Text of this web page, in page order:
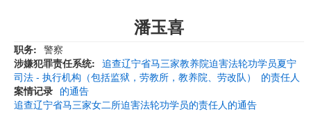
潘玉喜
职务
警察
涉嫌犯罪责任系统
司法 - 执行机构（包括监狱，劳教所，教养院、劳改队）
案情记录
追查辽宁省马三家教养院迫害法轮功学员夏宁
的责任人
的通告
追查辽宁省马三家女二所迫害法轮功学员的责任人的通告